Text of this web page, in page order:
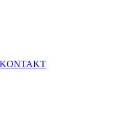
KONTAKT